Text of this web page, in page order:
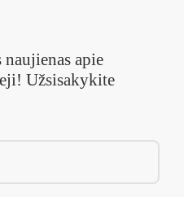
apie
Užsisakykite